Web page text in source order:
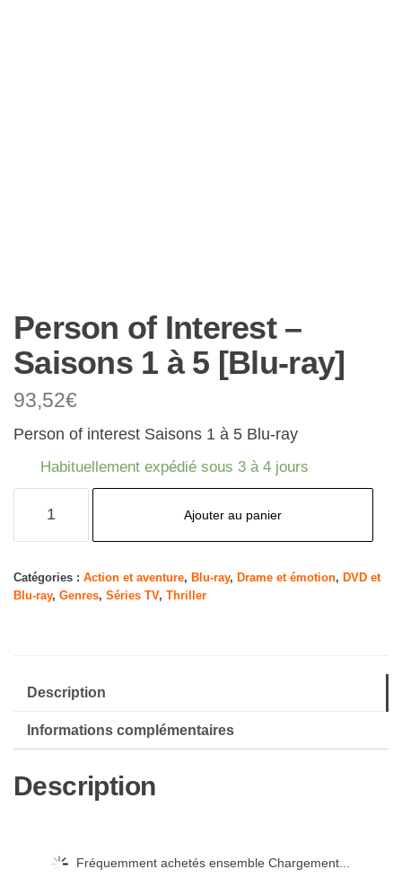
Person of Interest –
Saisons 1 à 5 [Blu-ray]
93,52€
Person of interest Saisons 1 à 5 Blu-ray
Habituellement expédié sous 3 à 4 jours
of
Interest
[Blu-
ray]
Ajouter au panier
Catégories : Action et aventure, Blu-ray, Drame et émotion, DVD et
Blu-ray, Genres, Séries TV, Thriller
Description
Informations complémentaires
Description
Fréquemment achetés ensemble Chargement...